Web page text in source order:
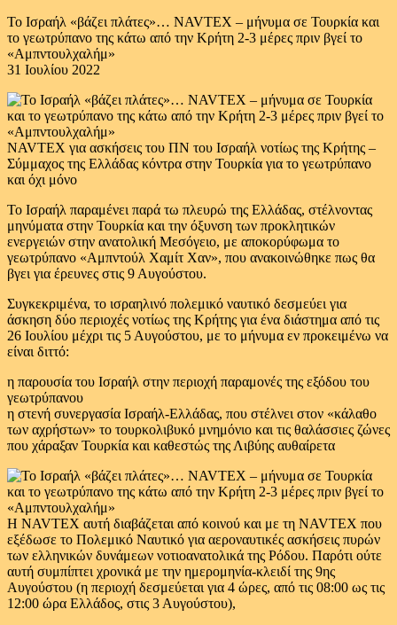
Το Ισραήλ «βάζει πλάτες»… NAVTEX – μήνυμα σε Τουρκία και
το γεωτρύπανο της κάτω από την Κρήτη 2-3 μέρες πριν βγεί το
«Αμπντουλχαλήμ»
31 Ιουλίου 2022
NAVTEX για ασκήσεις του ΠΝ του Ισραήλ νοτίως της Κρήτης –
Σύμμαχος της Ελλάδας κόντρα στην Τουρκία για το γεωτρύπανο
και όχι μόνο
Το Ισραήλ παραμένει παρά τω πλευρώ της Ελλάδας, στέλνοντας
μηνύματα στην Τουρκία και την όξυνση των προκλητικών
ενεργειών στην ανατολική Μεσόγειο, με αποκορύφωμα το
γεωτρύπανο «Αμπντούλ Χαμίτ Χαν», που ανακοινώθηκε πως θα
βγει για έρευνες στις 9 Αυγούστου.
Συγκεκριμένα, το ισραηλινό πολεμικό ναυτικό δεσμεύει για
άσκηση δύο περιοχές νοτίως της Κρήτης για ένα διάστημα από τις
26 Ιουλίου μέχρι τις 5 Αυγούστου, με το μήνυμα εν προκειμένω να
είναι διττό:
η παρουσία του Ισραήλ στην περιοχή παραμονές της εξόδου του
γεωτρύπανου
η στενή συνεργασία Ισραήλ-Ελλάδας, που στέλνει στον «κάλαθο
των αχρήστων» το τουρκολιβυκό μνημόνιο και τις θαλάσσιες ζώνες
που χάραξαν Τουρκία και καθεστώς της Λιβύης αυθαίρετα
Η NAVTEX αυτή διαβάζεται από κοινού και με τη NAVTEX που
εξέδωσε το Πολεμικό Ναυτικό για αεροναυτικές ασκήσεις πυρών
των ελληνικών δυνάμεων νοτιοανατολικά της Ρόδου. Παρότι ούτε
αυτή συμπίπτει χρονικά με την ημερομηνία-κλειδί της 9ης
Αυγούστου (η περιοχή δεσμεύεται για 4 ώρες, από τις 08:00 ως τις
12:00 ώρα Ελλάδος, στις 3 Αυγούστου),